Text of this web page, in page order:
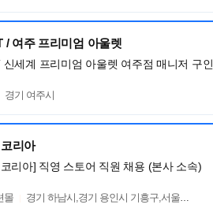
/ 여주 프리미엄 아울렛
신세계 프리미엄 아울렛 여주점 매니저 구인
경기 여주시
리아
리아] 직영 스토어 직원 채용 (본사 소속)
몰 경기 하남시,경기 용인시 기흥구,서울 서초구